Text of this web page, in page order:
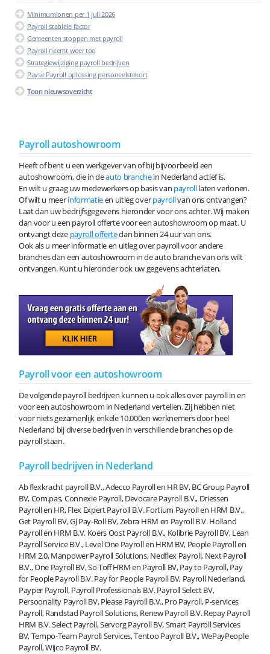
Minimumlonen per 1 juli 2026
Payroll stabiele factor
Gemeenten stoppen met payroll
Payroll neemt weer toe
Strategiewijziging payroll bedrijven
Payse Payroll oplossing personeelstekort
Toon nieuwsoverzicht
Payroll autoshowroom
Heeft of bent u een werkgever van of bij bijvoorbeeld een
autoshowroom, die in deauto branchein Nederland actief is.
En wilt u graag uw medewerkers op basis van payrolllaten verlonen.
Of wilt u meerinformatieen uitleg overpayrollvan ons ontvangen?
Laat dan uw bedrijfsgegevens hieronder voor ons achter. Wij maken
dan voor u een payroll offerte voor een autoshowroom op maat. U
ontvangt deze payroll offertedan binnen 24 uur van ons.
Ook als u meer informatie en uitleg over payroll voor andere
branches dan een autoshowroom in de auto branche van ons wilt
ontvangen. Kunt u hieronder ook uw gegevens achterlaten.
Payroll voor een autoshowroom
De volgende payroll bedrijven kunnen u ook alles over payroll in en
voor een autoshowroom in Nederland vertellen. Zij hebben niet
voor niets gezamenlijk enkele 10.000en werknemers door heel
Nederland bij diverse bedrijven in verschillende branches op de
payroll staan.
Payroll bedrijven in Nederland
Ab flexkracht payroll B.V., Adecco Payroll en HR BV, BC Group Payroll
BV, Com.pas, Connexie Payroll, Devocare Payroll B.V., Driessen
Payroll en HR, Flex Expert Payroll B.V. Fortium Payroll en HRM B.V.,
Get Payroll BV, GJ Pay-Roll BV, Zebra HRM en Payroll B.V. Holland
Payroll en HRM B.V. Koers Oost Payroll B.V., Kolibrie Payroll BV, Lean
Payroll Service B.V., Level One Payroll en HRM BV, People Payroll en
HRM 2.0, Manpower Payroll Solutions, Nedflex Payroll, Next Payroll
B.V., One Payroll BV, So Toff HRM en Payroll BV, Pay to Payroll, Pay
for People Payroll B.V. Pay for People Payroll BV, Payroll Nederland,
Payper Payroll, Payroll Professionals B.V. Payroll Select BV,
Persoonality Payroll BV, Please Payroll B.V., Pro Payroll, P-services
Payroll, Randstad Payroll Solutions, Renew Payroll B.V. Repay Payroll
HRM B.V. Select Payroll, Servorg Payroll BV, Smart Payroll Services
BV, Tempo-Team Payroll Services, Tentoo Payroll B.V., WePayPeople
Payroll, Wijco Payroll BV.